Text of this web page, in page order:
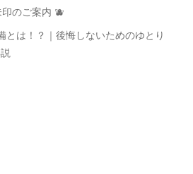
のご案内 🫐
とは！？｜後悔しないためのゆとり